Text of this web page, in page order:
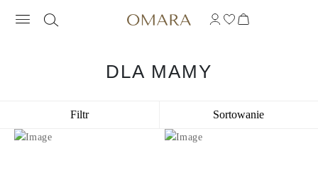
DLA MAMY
Filtr Sortowanie